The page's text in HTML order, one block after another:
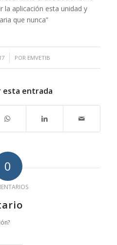
la aplicación esta unidad y
que nunca”
POR EMVETIB
esta entrada
0